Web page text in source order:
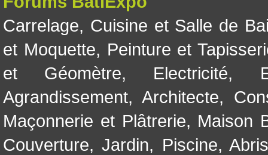
Carrelage, Cuisine et Salle de
et Moquette, Peinture et
et Géomètre, Electricité,
Agrandissement, Architecte,
Maçonnerie et Plâtrerie, Maison
Couverture,Jardin, Piscine,